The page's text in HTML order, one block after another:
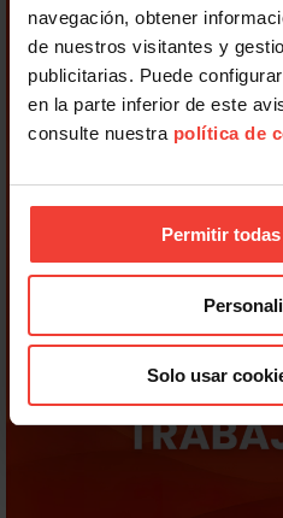
navegación, obtener
de nuestros visitantes y
publicitarias. Puede
en la parte inferior de este
consulte nuestra política de
Permitir
Solo usar